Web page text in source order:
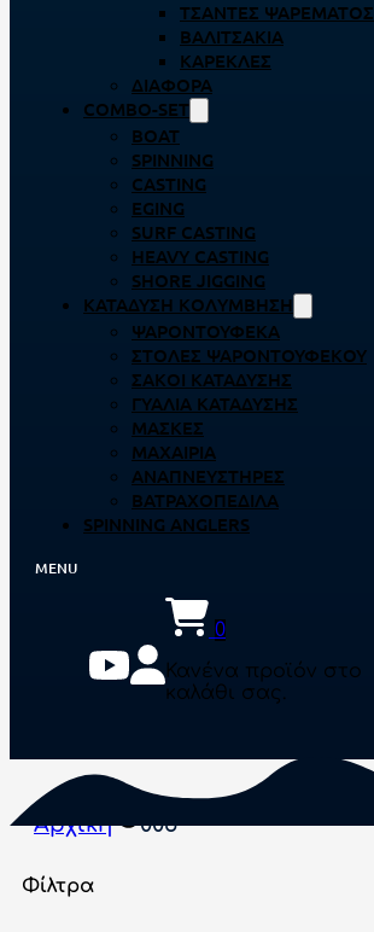
ΤΣΆΝΤΕΣ ΨΑΡΈΜΑΤΟΣ
ΒΑΛΙΤΣΆΚΙΑ
ΚΑΡΈΚΛΕΣ
ΔΙΆΦΟΡΑ
COMBO-SET
BOAT
SPINNING
CASTING
EGING
SURF CASTING
HEAVY CASTING
SHORE JIGGING
ΚΑΤΆΔΥΣΗ ΚΟΛΎΜΒΗΣΗ
ΨΑΡΟΝΤΟΎΦΕΚΑ
ΣΤΟΛΈΣ ΨΑΡΟΝΤΟΎΦΕΚΟΥ
ΣΆΚΟΙ ΚΑΤΆΔΥΣΗΣ
ΓΥΑΛΙΆ ΚΑΤΆΔΥΣΗΣ
ΜΆΣΚΕΣ
ΜΑΧΑΊΡΙΑ
ΑΝΑΠΝΕΥΣΤΉΡΕΣ
ΒΑΤΡΑΧΟΠΈΔΙΛΑ
SPINNING ANGLERS
0
Κανένα προϊόν στο
καλάθι σας.
Αρχική 005
Φίλτρα